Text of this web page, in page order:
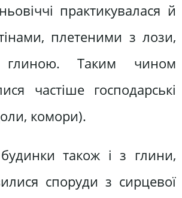
практикувалася й
плетеними з лози,
глиною. Таким чином
частіше господарські
комори).
також і з глини,
споруди з сирцевої